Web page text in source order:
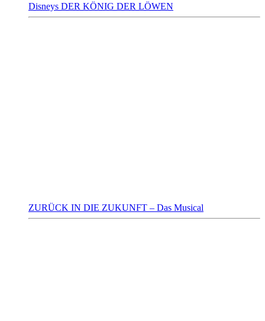
Disneys DER KÖNIG DER LÖWEN
ZURÜCK IN DIE ZUKUNFT – Das Musical